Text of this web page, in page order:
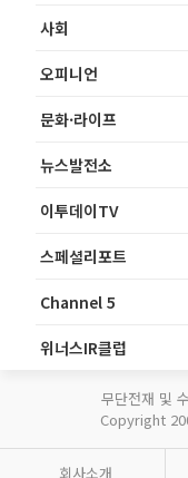
사회
오피니언
문화·라이프
뉴스발전소
이투데이TV
스페셜리포트
Channel 5
위너스IR클럽
무단전재 및
Copyright
회사소개